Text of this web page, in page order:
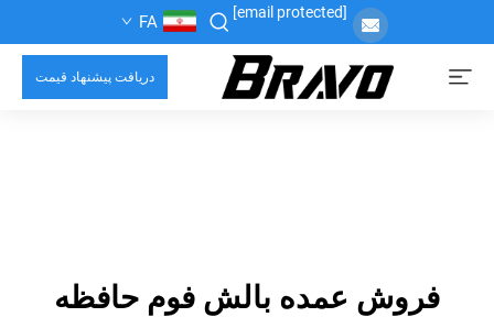
[email protected]
FA
دریافت پیشنهاد قیمت
فروش عمده بالش فوم حافظه